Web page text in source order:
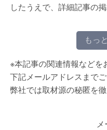
したうえで、詳細記事の
もっ
※本記事の関連情報など
下記メールアドレスまで
弊社では取材源の秘匿を徹